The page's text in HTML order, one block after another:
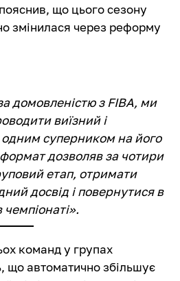
що цього сезону
змінилася через реформу
домовленістю з FIBA, ми
виїзний і
суперником на його
дозволяв за чотири
етап, отримати
досвід і повернутися в
чемпіонаті».
команд у групах
що автоматично збільшує